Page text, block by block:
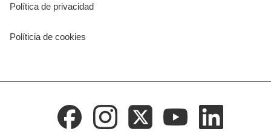
Política de privacidad
Políticia de cookies